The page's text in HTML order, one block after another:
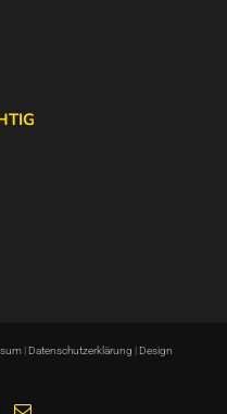
| Datenschutzerklärung | Design
E-